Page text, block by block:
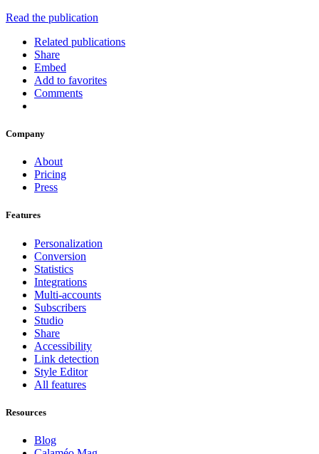
Read the publication
Related publications
Share
Embed
Add to favorites
Comments
Company
About
Pricing
Press
Features
Personalization
Conversion
Statistics
Integrations
Multi-accounts
Subscribers
Studio
Share
Accessibility
Link detection
Style Editor
All features
Resources
Blog